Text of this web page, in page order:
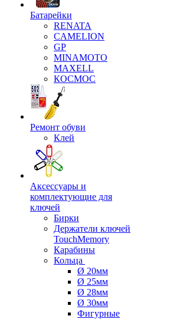
Батарейки
RENATA
CAMELION
GP
MINAMOTO
MAXELL
КОСМОС
Ремонт обуви
Клей
Аксессуары и
комплектующие для
ключей
Бирки
Держатели ключей
TouchMemory
Карабины
Кольца
Ø 20мм
Ø 25мм
Ø 28мм
Ø 30мм
Фигурные